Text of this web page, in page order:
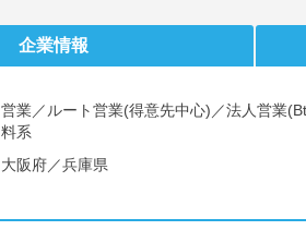
企業情報
営業／ルート営業(得意先中心)／法人営業
料系
大阪府／兵庫県